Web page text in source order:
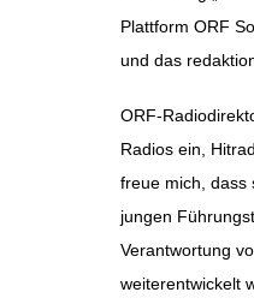
Plattform ORF
und das
ORF-
Radios ein,
freue mich, dass
jungen
Verantwortung
weiterentwickelt